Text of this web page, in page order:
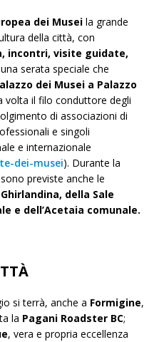
dei Musei la grande
della città, con
incontri, visite guidate,
serata speciale che
dei Musei a Palazzo
volta il filo conduttore degli
di associazioni di
e singoli
e internazionale
dei-musei). Durante la
previste anche le
della Sale
e dell’Acetaia comunale.
si terrà, anche a Formigine,
la Pagani Roadster BC;
, vera e propria eccellenza